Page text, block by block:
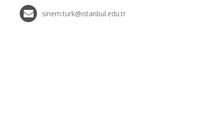
sinem.turk@istanbul.edu.tr